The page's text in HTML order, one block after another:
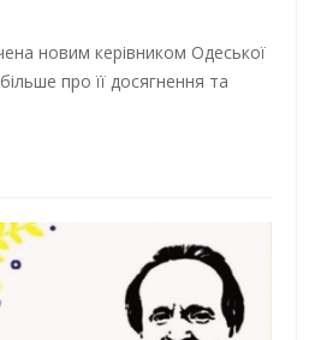
новим керівником Одеської
більше про її досягнення та